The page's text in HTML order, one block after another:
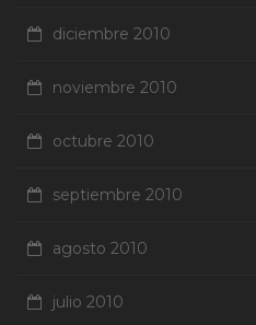
diciembre 2010
noviembre 2010
octubre 2010
septiembre 2010
agosto 2010
julio 2010